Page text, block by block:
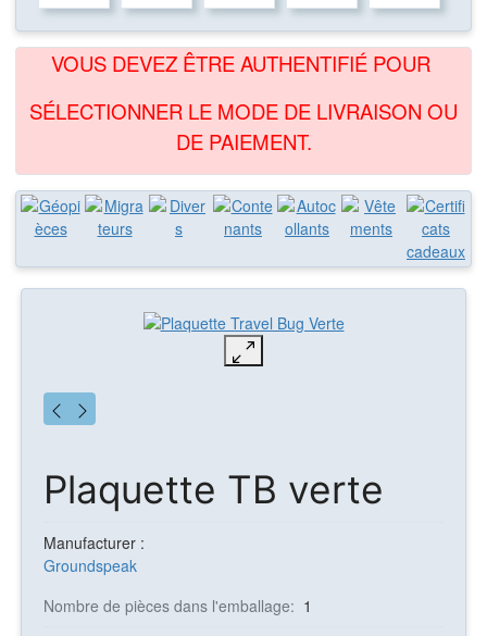
VOUS DEVEZ ÊTRE AUTHENTIFIÉ POUR
SÉLECTIONNER LE MODE DE LIVRAISON OU
DE PAIEMENT.
Plaquette TB verte
Manufacturer :
Groundspeak
Nombre de pièces dans l'emballage: 1